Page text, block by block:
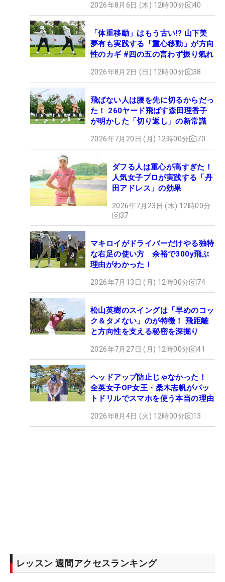
2026年8月6日 (木) 12時00分 40
「体重移動」はもう古い!? 山下美
夢有も実践する「重心移動」が方向
性のカギ #四の五の言わず振り氣れ
2026年8月2日 (日) 12時00分 38
飛ばない人は腰を先に切るからだっ
た！ 260ヤード飛ばす森田理香子
が明かした「切り返し」の新常識
2026年7月20日 (月) 12時00分 70
ダフる人は重心が高すぎた！
人気女子プロが実践する「丹
田アドレス」の効果
2026年7月23日 (木) 12時00分
37
マキロイがドライバーだけやる独特
な右足の使い方 余裕で300y飛ぶ
理由がわかった！
2026年7月13日 (月) 12時00分 74
松山英樹のスイングは「早めのコッ
ク＆タメない」のが特徴！ 飛距離
と方向性を支える秘密を深掘り
2026年7月27日 (月) 12時00分 41
ヘッドアップ防止じゃなかった！
全英女子OP女王・桑木志帆がパッ
トドリルでスマホを使う本当の理由
2026年8月4日 (火) 12時00分 13
レッスン 週間アクセスランキング